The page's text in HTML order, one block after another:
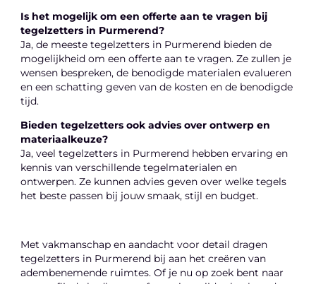
Is het mogelijk om een offerte aan te vragen bij
tegelzetters in Purmerend?
Ja, de meeste tegelzetters in Purmerend bieden de
mogelijkheid om een offerte aan te vragen. Ze zullen je
wensen bespreken, de benodigde materialen evalueren
en een schatting geven van de kosten en de benodigde
tijd.
Bieden tegelzetters ook advies over ontwerp en
materiaalkeuze?
Ja, veel tegelzetters in Purmerend hebben ervaring en
kennis van verschillende tegelmaterialen en
ontwerpen. Ze kunnen advies geven over welke tegels
het beste passen bij jouw smaak, stijl en budget.
Met vakmanschap en aandacht voor detail dragen
tegelzetters in Purmerend bij aan het creëren van
adembenemende ruimtes. Of je nu op zoek bent naar